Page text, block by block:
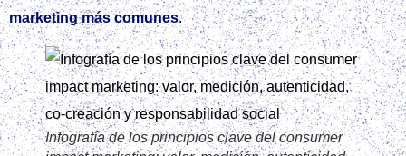
marketing más comunes.
Infografía de los principios clave del consumer